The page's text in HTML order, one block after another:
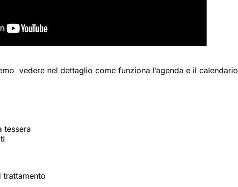
vedere nel dettaglio come funziona l’agenda e il calendario
tessera